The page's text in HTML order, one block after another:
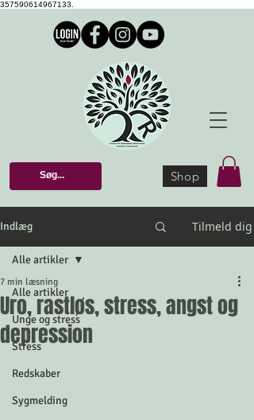
357590614967133.
Shop
Indlæg Tilmeld dig
Alle artikler
Unge og stress
Stress
Redskaber
Sygmelding
Alle artikler
Uro, rastløs, stress, angst og
depression
7 min læsning